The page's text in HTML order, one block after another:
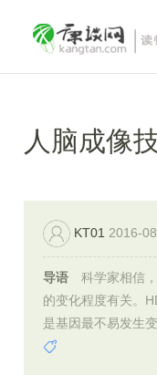
人脑成像
KT01 2016-
导语
科学家相信
的变化程度有关。
是基因最不易发生